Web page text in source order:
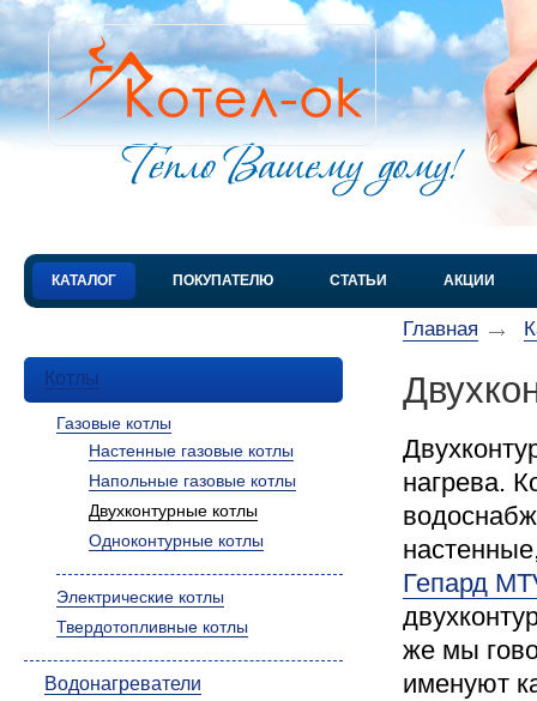
КАТАЛОГ ПОКУПАТЕЛЮ СТАТЬИ АКЦИИ
Котлы
Газовые котлы
Настенные газовые котлы
Напольные газовые котлы
Двухконтурные котлы
Одноконтурные котлы
Электрические котлы
Твердотопливные котлы
Водонагреватели
Главная
нагрева.
Гепард
же мы
именуют